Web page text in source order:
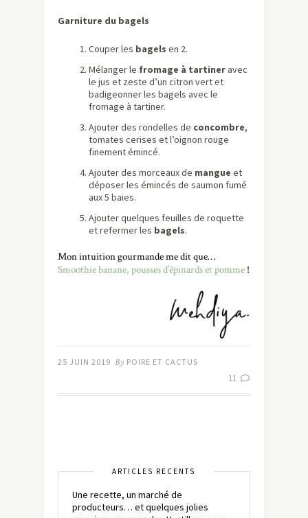
Garniture du bagels
Couper les bagels en 2.
Mélanger le fromage à tartiner avec
le jus et zeste d’un citron vert et
badigeonner les bagels avec le
fromage à tartiner.
Ajouter des rondelles de concombre,
tomates cerises et l’oignon rouge
finement émincé.
Ajouter des morceaux de mangue et
déposer les émincés de saumon fumé
aux 5 baies.
Ajouter quelques feuilles de roquette
et refermer les bagels.
Mon intuition gourmande me dit que…
Smoothie banane, pousses d’épinards et pomme !
25 JUIN 2019 By POIRE ET CACTUS
11
ARTICLES RÉCENTS
Une recette, un marché de
producteurs… et quelques jolies